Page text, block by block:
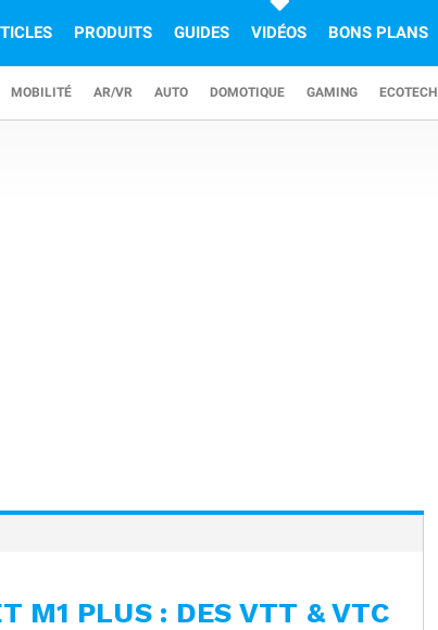
PRODUITS GUIDES VIDÉOS BONS PLANS
MOBILITÉ AR/VR AUTO DOMOTIQUE GAMING ECOTECH
M1 PLUS : DES VTT & VTC